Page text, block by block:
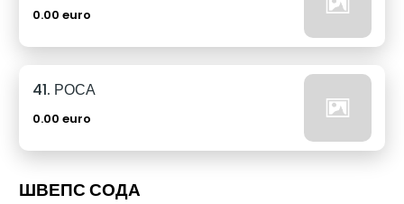
0.00 euro
41. РОСА
0.00 euro
ШВЕПС СОДА